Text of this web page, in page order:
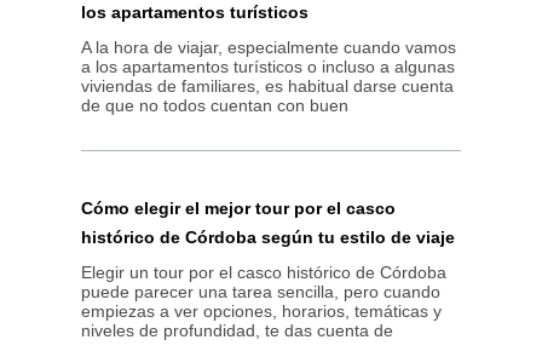
los apartamentos turísticos
A la hora de viajar, especialmente cuando vamos
a los apartamentos turísticos o incluso a algunas
viviendas de familiares, es habitual darse cuenta
de que no todos cuentan con buen
Cómo elegir el mejor tour por el casco
histórico de Córdoba según tu estilo de viaje
Elegir un tour por el casco histórico de Córdoba
puede parecer una tarea sencilla, pero cuando
empiezas a ver opciones, horarios, temáticas y
niveles de profundidad, te das cuenta de